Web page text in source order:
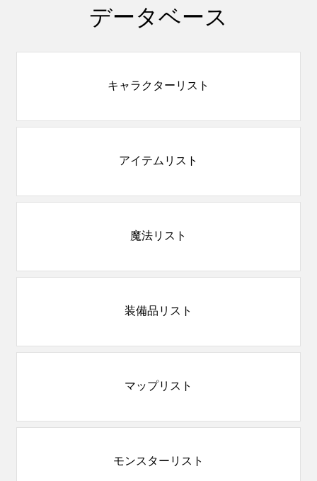
データベース
キャラクターリスト
アイテムリスト
魔法リスト
装備品リスト
マップリスト
モンスターリスト